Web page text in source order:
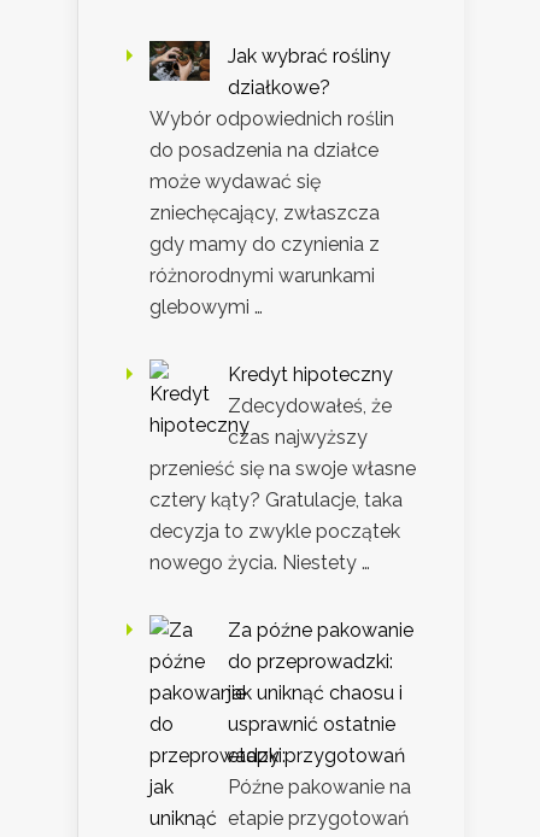
Jak wybrać rośliny
działkowe?
Wybór odpowiednich roślin
do posadzenia na działce
może wydawać się
zniechęcający, zwłaszcza
gdy mamy do czynienia z
różnorodnymi warunkami
glebowymi …
Kredyt hipoteczny
Zdecydowałeś, że
czas najwyższy
przenieść się na swoje własne
cztery kąty? Gratulacje, taka
decyzja to zwykle początek
nowego życia. Niestety …
Za późne pakowanie
do przeprowadzki:
jak uniknąć chaosu i
usprawnić ostatnie
etapy przygotowań
Późne pakowanie na
etapie przygotowań